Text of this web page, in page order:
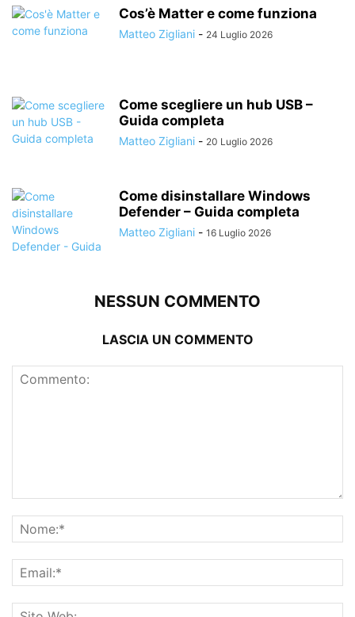
Cos’è Matter e come funziona
Matteo Zigliani - 24 Luglio 2026
Come scegliere un hub USB –
Guida completa
Matteo Zigliani - 20 Luglio 2026
Come disinstallare Windows
Defender – Guida completa
Matteo Zigliani - 16 Luglio 2026
NESSUN COMMENTO
LASCIA UN COMMENTO